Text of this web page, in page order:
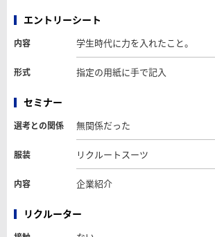
エントリーシート
内容 学生時代に力を入れたこと。
形式 指定の用紙に手で記入
セミナー
選考との関係 無関係だった
服装 リクルートスーツ
内容 企業紹介
リクルーター